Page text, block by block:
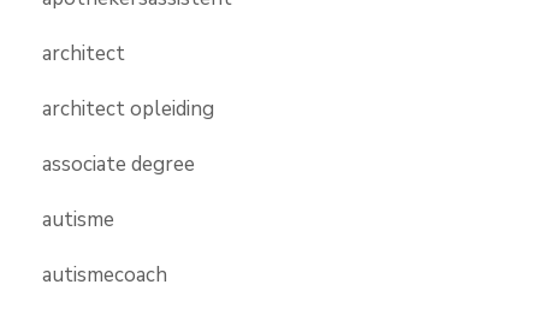
architect
architect opleiding
associate degree
autisme
autismecoach